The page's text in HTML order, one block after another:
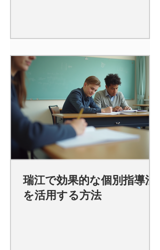
瑞江で効果的な個別指導法
を活用する方法